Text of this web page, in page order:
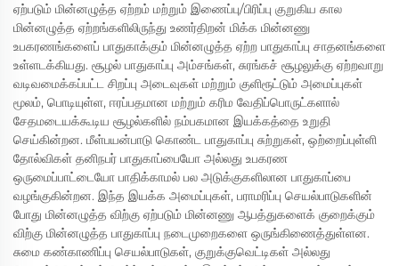
ஏற்படும் மின்னழுத்த ஏற்றம் மற்றும் இணைப்பு/பிரிப்பு குறுகிய கால
மின்னழுத்த ஏற்றங்களிலிருந்து உணர்திறன் மிக்க மின்னணு
உபகரணங்களைப் பாதுகாக்கும் மின்னழுத்த ஏற்ற பாதுகாப்பு சாதனங்களை
உள்ளடக்கியது. சூழல் பாதுகாப்பு அம்சங்கள், சுரங்கச் சூழலுக்கு ஏற்றவாறு
வடிவமைக்கப்பட்ட சிறப்பு அடைவுகள் மற்றும் குளிரூட்டும் அமைப்புகள்
மூலம், பொடியுள்ள, ஈரப்பதமான மற்றும் கரிம வேதிப்பொருட்களால்
சேதமடையக்கூடிய சூழல்களில் நம்பகமான இயக்கத்தை உறுதி
செய்கின்றன. மீள்பயன்பாடு கொண்ட பாதுகாப்பு சுற்றுகள், ஒற்றைப்புள்ளி
தோல்விகள் தனிநபர் பாதுகாப்பையோ அல்லது உபகரண
ஒருமைப்பாட்டையோ பாதிக்காமல் பல அடுக்குகளிலான பாதுகாப்பை
வழங்குகின்றன. இந்த இயக்க அமைப்புகள், பராமரிப்பு செயல்பாடுகளின்
போது மின்னழுத்த விற்கு ஏற்படும் மின்னணு ஆபத்துகளைக் குறைக்கும்
விற்கு மின்னழுத்த பாதுகாப்பு நடைமுறைகளை ஒருங்கிணைத்துள்ளன.
சுமை கண்காணிப்பு செயல்பாடுகள், குறுக்குவெட்டிகள் அல்லது